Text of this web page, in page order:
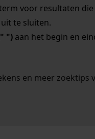
voor resultaten die
te sluiten.
")aan het begin en
en meer zoektips